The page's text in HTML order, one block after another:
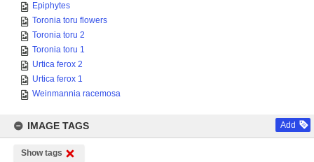
Epiphytes
Toronia toru flowers
Toronia toru 2
Toronia toru 1
Urtica ferox 2
Urtica ferox 1
Weinmannia racemosa
IMAGE TAGS Add
Show tags